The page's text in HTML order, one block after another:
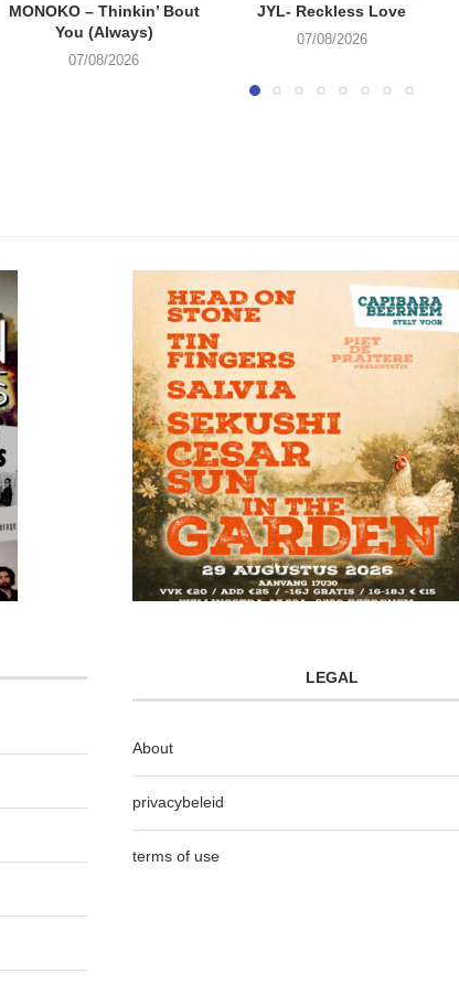
MONOKO – Thinkin’ Bout
You (Always)
07/08/2026
JYL- Reckless Love
07/08/2026
LEGAL
About
privacybeleid
terms of use